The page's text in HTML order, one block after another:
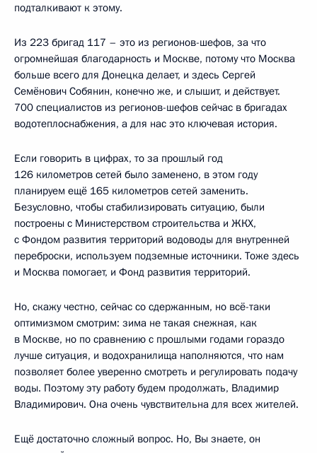
подталкивают к этому.
Из 223 бригад 117 – это из регионов-шефов, за что
огромнейшая благодарность и Москве, потому что Москва
больше всего для Донецка делает, и здесь Сергей
Семёнович Собянин, конечно же, и слышит, и действует.
700 специалистов из регионов-шефов сейчас в бригадах
водотеплоснабжения, а для нас это ключевая история.
Если говорить в цифрах, то за прошлый год
126 километров сетей было заменено, в этом году
планируем ещё 165 километров сетей заменить.
Безусловно, чтобы стабилизировать ситуацию, были
построены с Министерством строительства и ЖКХ,
с Фондом развития территорий водоводы для внутренней
переброски, используем подземные источники. Тоже здесь
и Москва помогает, и Фонд развития территорий.
Но, скажу честно, сейчас со сдержанным, но всё-таки
оптимизмом смотрим: зима не такая снежная, как
в Москве, но по сравнению с прошлыми годами гораздо
лучше ситуация, и водохранилища наполняются, что нам
позволяет более уверенно смотреть и регулировать подачу
воды. Поэтому эту работу будем продолжать, Владимир
Владимирович. Она очень чувствительна для всех жителей.
Ещё достаточно сложный вопрос. Но, Вы знаете, он